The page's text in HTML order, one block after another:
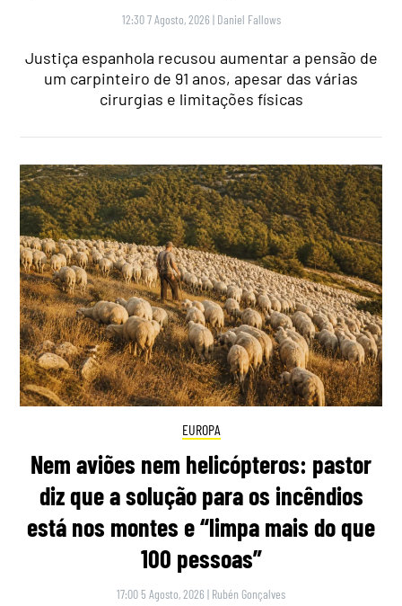
12:30 7 Agosto, 2026 | Daniel Fallows
Justiça espanhola recusou aumentar a pensão de
um carpinteiro de 91 anos, apesar das várias
cirurgias e limitações físicas
EUROPA
Nem aviões nem helicópteros: pastor
diz que a solução para os incêndios
está nos montes e “limpa mais do que
100 pessoas”
17:00 5 Agosto, 2026 | Rubén Gonçalves